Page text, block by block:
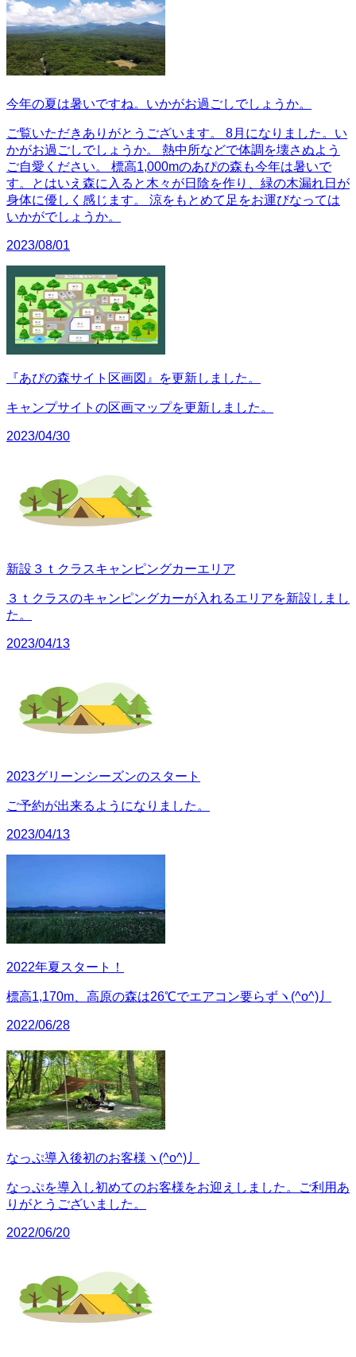
今年の夏は暑いですね。いかがお過ごしでしょうか。
ご覧いただきありがとうございます。 8月になりました。い
かがお過ごしでしょうか。 熱中所などで体調を壊さぬよう
ご自愛ください。 標高1,000mのあぴの森も今年は暑いで
す。とはいえ森に入ると木々が日陰を作り、緑の木漏れ日が
身体に優しく感じます。 涼をもとめて足をお運びなっては
いかがでしょうか。
2023/08/01
『あぴの森サイト区画図』を更新しました。
キャンプサイトの区画マップを更新しました。
2023/04/30
新設３ｔクラスキャンピングカーエリア
３ｔクラスのキャンピングカーが入れるエリアを新設しまし
た。
2023/04/13
2023グリーンシーズンのスタート
ご予約が出来るようになりました。
2023/04/13
2022年夏スタート！
標高1,170m、高原の森は26℃でエアコン要らずヽ(^o^)丿
2022/06/28
なっぷ導入後初のお客様ヽ(^o^)丿
なっぷを導入し初めてのお客様をお迎えしました。ご利用あ
りがとうございました。
2022/06/20